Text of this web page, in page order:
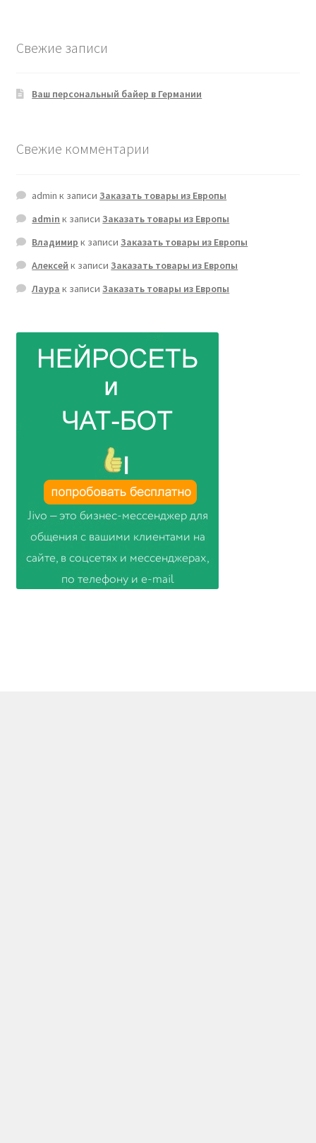
Свежие записи
Ваш персональный байер в Германии
Свежие комментарии
admin к записиЗаказать товары из Европы
admin к записиЗаказать товары из Европы
Владимир к записиЗаказать товары из Европы
Алексей к записиЗаказать товары из Европы
Лаура к записиЗаказать товары из Европы